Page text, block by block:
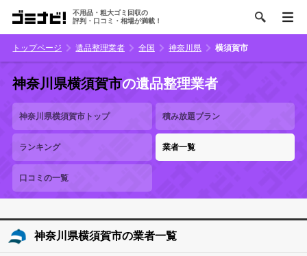
不用品・粗大ゴミ回収の
評判・口コミ・相場が満載！
トップページ 遺品整理業者 全国 神奈川県 横須賀市
神奈川県横須賀市の遺品整理業者
神奈川県横須賀市トップ 積み放題プラン
ランキング 業者一覧
口コミの一覧
神奈川県横須賀市の業者一覧